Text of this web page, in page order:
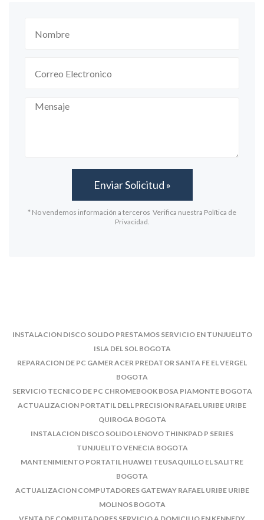
* No vendemos información a terceros Verifica nuestra Política de
Privacidad.
INSTALACION DISCO SOLIDO PRESTAMOS SERVICIO EN TUNJUELITO
ISLA DEL SOL BOGOTA
REPARACION DE PC GAMER ACER PREDATOR SANTA FE EL VERGEL
BOGOTA
SERVICIO TECNICO DE PC CHROMEBOOK BOSA PIAMONTE BOGOTA
ACTUALIZACION PORTATIL DELL PRECISION RAFAEL URIBE URIBE
QUIROGA BOGOTA
INSTALACION DISCO SOLIDO LENOVO THINKPAD P SERIES
TUNJUELITO VENECIA BOGOTA
MANTENIMIENTO PORTATIL HUAWEI TEUSAQUILLO EL SALITRE
BOGOTA
ACTUALIZACION COMPUTADORES GATEWAY RAFAEL URIBE URIBE
MOLINOS BOGOTA